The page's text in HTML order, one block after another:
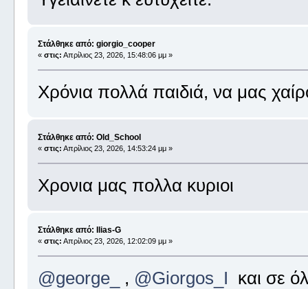
Στάλθηκε από: giorgio_cooper
« στις: Απρίλιος 23, 2026, 15:48:06 μμ »
Χρόνια πολλά παιδιά, να μας
Στάλθηκε από: Old_School
« στις: Απρίλιος 23, 2026, 14:53:24 μμ »
Χρονια μας πολλα κυριοι
Στάλθηκε από: Ilias-G
« στις: Απρίλιος 23, 2026, 12:02:09 μμ »
@george_ , @Giorgos_I και σε